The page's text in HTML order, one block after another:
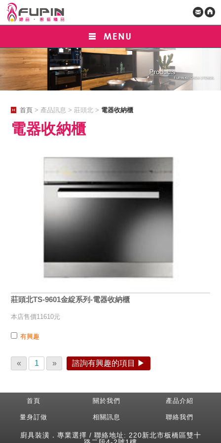
首頁 > 產品訊息 > 莊頭北 > 電器收納櫃
電器收納櫃
莊頭北TS-9601金綻系列-電器收納櫃
本店售價11610元
有興趣
« 1 » 諮詢有興趣的項目 ▶
首頁 關於我們 產品介紹
量身訂做 相關訊息 聯絡我們
廚具裝潢．專業選擇 / 聯絡地址: 220新北市板橋區雙十